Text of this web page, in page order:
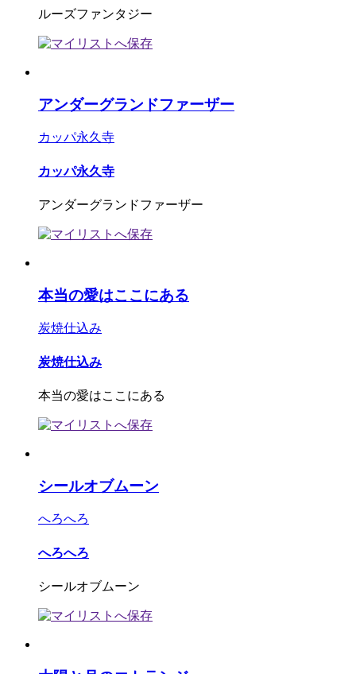
ルーズファンタジー
アンダーグランドファーザー
カッパ永久寺
カッパ永久寺
アンダーグランドファーザー
本当の愛はここにある
炭焼仕込み
炭焼仕込み
本当の愛はここにある
シールオブムーン
へろへろ
へろへろ
シールオブムーン